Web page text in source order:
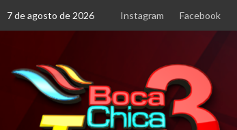
7 de agosto de 2026 Instagram Facebook